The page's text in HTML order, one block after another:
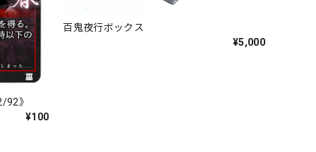
92》
¥100
百鬼夜行ボックス
¥5,000